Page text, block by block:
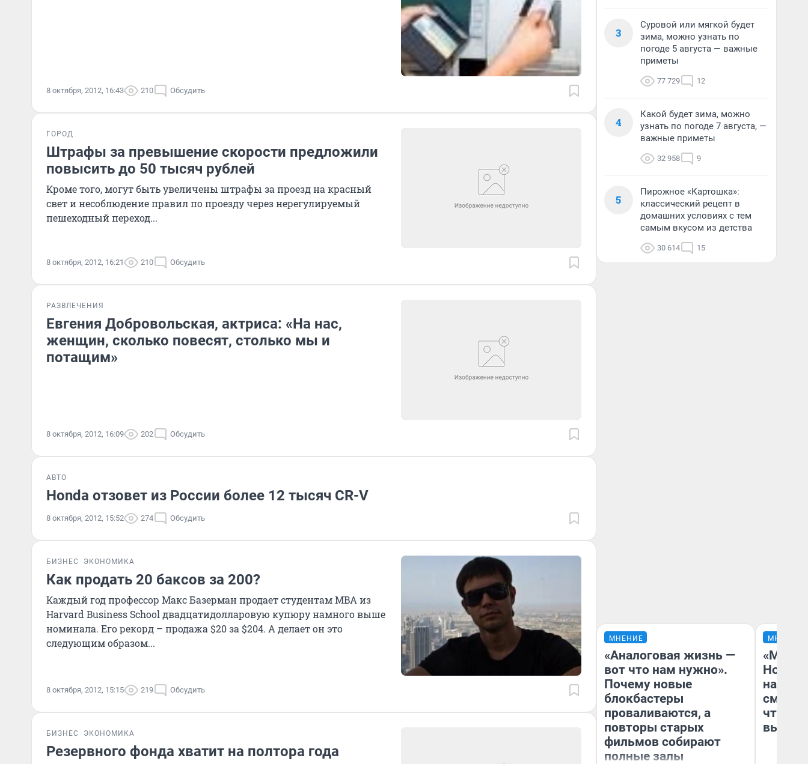
8 октября, 2012, 16:43 210 Обсудить
ГОРОД
Штрафы за превышение скорости предложили
повысить до 50 тысяч рублей
Кроме того, могут быть увеличены штрафы за проезд на красный
свет и несоблюдение правил по проезду через нерегулируемый
пешеходный переход...
8 октября, 2012, 16:21 210 Обсудить
РАЗВЛЕЧЕНИЯ
Евгения Добровольская, актриса: «На нас,
женщин, сколько повесят, столько мы и
потащим»
8 октября, 2012, 16:09 202 Обсудить
АВТО
Honda отзовет из России более 12 тысяч CR-V
8 октября, 2012, 15:52 274 Обсудить
БИЗНЕС ЭКОНОМИКА
Как продать 20 баксов за 200?
Каждый год профессор Макс Базерман продает студентам MBA из
Harvard Business School двадцатидолларовую купюру намного выше
номинала. Его рекорд – продажа $20 за $204. А делает он это
следующим образом...
8 октября, 2012, 15:15 219 Обсудить
БИЗНЕС ЭКОНОМИКА
Резервного фонда хватит на полтора года
3
Суровой или мягкой будет
зима, можно узнать по
погоде 5 августа — важные
приметы
77 729 12
4
Какой будет зима, можно
узнать по погоде 7 августа, —
важные приметы
32 958 9
5
Пирожное «Картошка»:
классический рецепт в
домашних условиях с тем
самым вкусом из детства
30 614 15
МНЕНИЕ
«Аналоговая жизнь —
вот что нам нужно».
Почему новые
блокбастеры
проваливаются, а
повторы старых
фильмов собирают
полные залы
МНЕНИЕ
«Мы
чтобы